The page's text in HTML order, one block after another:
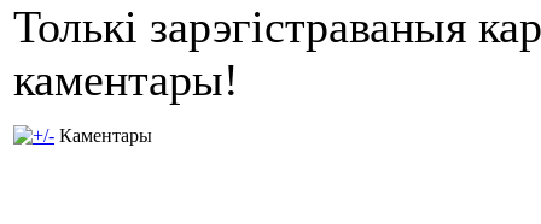
Толькі зарэгістраваныя
каментары!
Каментары